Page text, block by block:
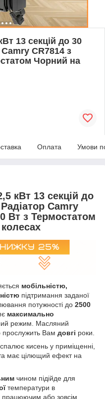
13 секцій до 30
CR7814 з
Чорний на
Оплата Умови
кВт 13 секцій до
Camry
Вт з Термостатом
мобільністю,
підтримання заданої
потужності до 2500
максимально
режим. Масляний
прослужить Вам довгі роки.
кисень у приміщенні,
має цілющий ефект на
чином підійде для
температури в
працюючим або зовсім